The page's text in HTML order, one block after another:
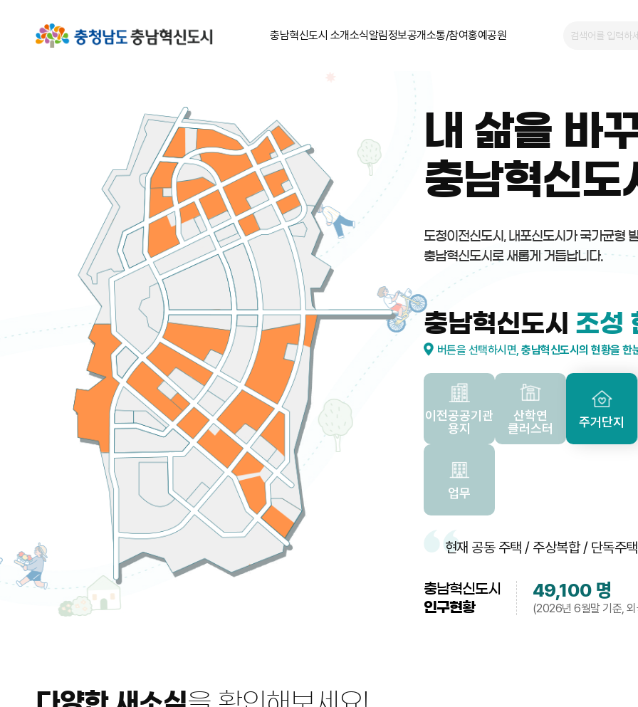
충남혁신도시 소개소식알림정보공개소통/참여홍예공원
내 삶을 바
충남혁신도
도청이전신도시, 내포신도시가 국가균형
충남혁신도시로 새롭게 거듭납니다.
충남혁신도시 조성
버튼을 선택하시면,충남혁신도시의 현황을 한
이전공공기관
용지
산학연
클러스터
주거단지
업무
현재 공동 주택 / 주상복합 / 단독주
충남혁신도시
인구현황
49,100 명
(2026년 6월말 기준,